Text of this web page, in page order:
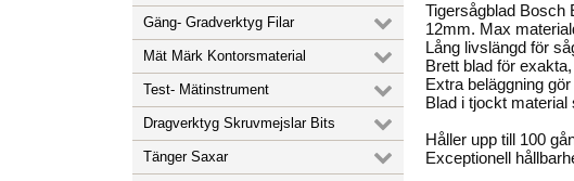
Gäng- Gradverktyg Filar
Mät Märk Kontorsmaterial
Test- Mätinstrument
Dragverktyg Skruvmejslar Bits
Tänger Saxar
Tigersågblad Bosch
12mm. Max
Lång livslängd för
Brett blad för
Extra beläggning
Blad i tjockt
Håller upp till 100
Exceptionell